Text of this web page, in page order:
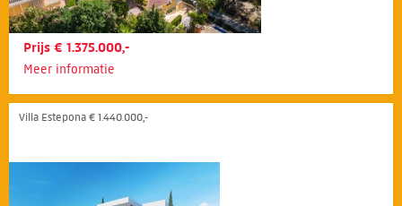
Prijs € 1.375.000,-
Meer informatie
Villa Estepona € 1.440.000,-